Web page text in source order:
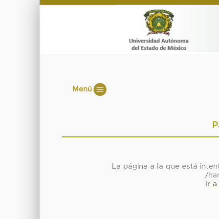
Menú
La página a la que está
/
Ir